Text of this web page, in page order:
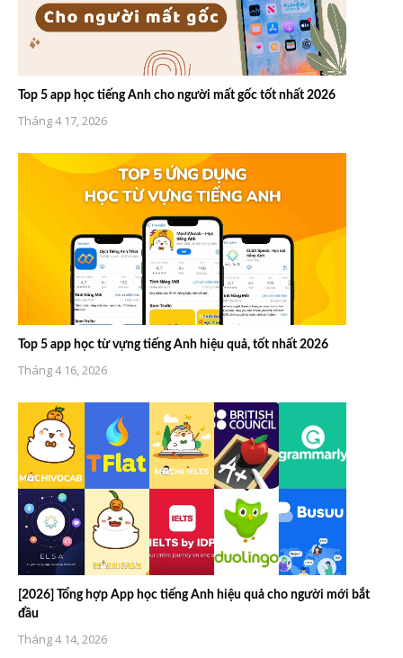
Top 5 app học tiếng Anh cho người mất gốc tốt nhất 2026
Tháng 4 17, 2026
Top 5 app học từ vựng tiếng Anh hiệu quả, tốt nhất 2026
Tháng 4 16, 2026
[2026] Tổng hợp App học tiếng Anh hiệu quả cho người mới bắt
đầu
Tháng 4 14, 2026